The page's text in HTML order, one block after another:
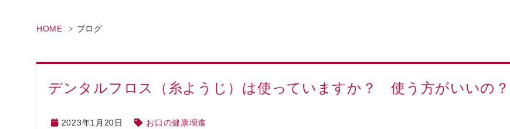
HOME ブログ
デンタルフロス（糸ようじ）は使っていますか？ 使う方がいいの？
2023年1月20日 お口の健康増進